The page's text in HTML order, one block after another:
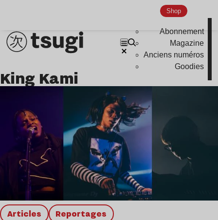
Shop
Abonnement
Magazine
Anciens numéros
Goodies
Indie
King Kami
Articles Reportages